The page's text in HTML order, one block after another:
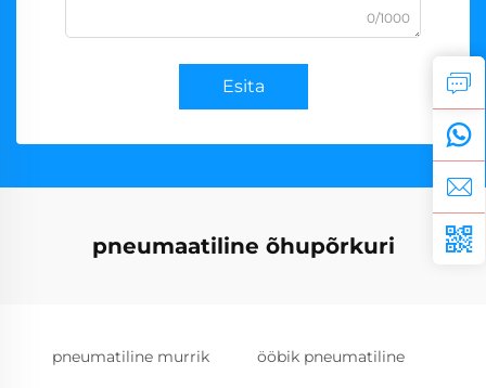
0/1000
Esita
pneumaatiline õhupõrkuri
pneumatiline murrik ööbik pneumatiline